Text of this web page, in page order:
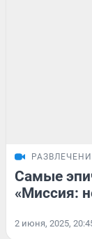
Самые
«Миссия:
2 июня, 2025,